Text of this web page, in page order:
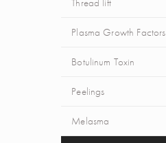
Thread lift
Plasma Growth Factors
Botulinum Toxin
Peelings
Melasma